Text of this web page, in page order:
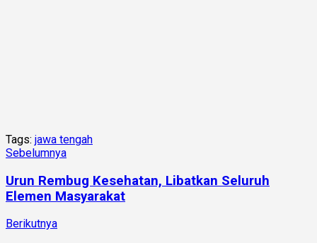
Tags: jawa tengah
Sebelumnya
Urun Rembug Kesehatan, Libatkan Seluruh
Elemen Masyarakat
Berikutnya